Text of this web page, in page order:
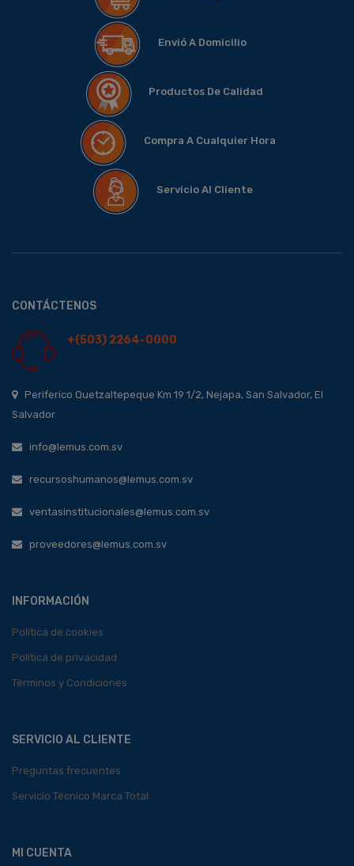
Envió A Domicilio
Productos De Calidad
Compra A Cualquier Hora
Servicio Al Cliente
CONTÁCTENOS
+(503) 2264-0000
Periferico Quetzaltepeque Km 19 1/2, Nejapa, San Salvador, El
Salvador
info@lemus.com.sv
recursoshumanos@lemus.com.sv
ventasinstitucionales@lemus.com.sv
proveedores@lemus.com.sv
INFORMACIÓN
Política de cookies
Política de privacidad
Términos y Condiciones
SERVICIO AL CLIENTE
Preguntas frecuentes
Servicio Técnico Marca Total
MI CUENTA